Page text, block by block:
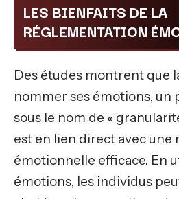
LES BIENFAITS DE LA
RÉGLEMENTATION
Des études montrent que
nommer ses émotions, un
sous le nom de «
est en lien direct avec une
émotionnelle efficace. En
émotions, les individus